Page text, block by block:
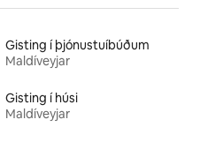
Gisting í þjónustuíbúðum
Maldíveyjar
Gisting í húsi
Maldíveyjar